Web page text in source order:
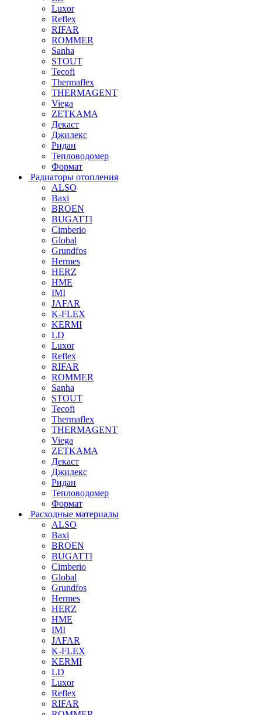
Luxor
Reflex
RIFAR
ROMMER
Sanha
STOUT
Tecofi
Thermaflex
THERMAGENT
Viega
ZETKAMA
Декаст
Джилекс
Ридан
Тепловодомер
Формат
Радиаторы отопления
ALSO
Baxi
BROEN
BUGATTI
Cimberio
Global
Grundfos
Hermes
HERZ
HME
IMI
JAFAR
K-FLEX
KERMI
LD
Luxor
Reflex
RIFAR
ROMMER
Sanha
STOUT
Tecofi
Thermaflex
THERMAGENT
Viega
ZETKAMA
Декаст
Джилекс
Ридан
Тепловодомер
Формат
Расходные материалы
ALSO
Baxi
BROEN
BUGATTI
Cimberio
Global
Grundfos
Hermes
HERZ
HME
IMI
JAFAR
K-FLEX
KERMI
LD
Luxor
Reflex
RIFAR